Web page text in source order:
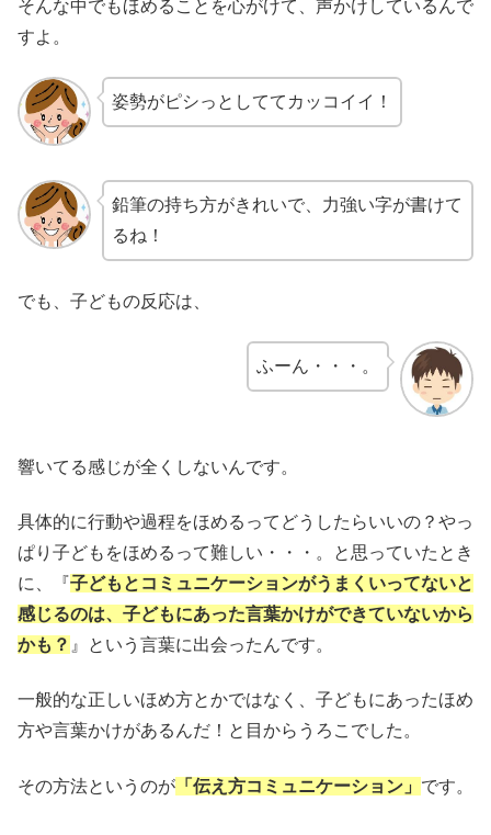
そんな中でもほめることを心がけて、声かけしているんで
すよ。
姿勢がピシっとしててカッコイイ！
鉛筆の持ち方がきれいで、力強い字が書けて
るね！
でも、子どもの反応は、
ふーん・・・。
響いてる感じが全くしないんです。
具体的に行動や過程をほめるってどうしたらいいの？やっ
ぱり子どもをほめるって難しい・・・。と思っていたとき
に、『子どもとコミュニケーションがうまくいってないと
感じるのは、子どもにあった言葉かけができていないから
かも？ 』という言葉に出会ったんです。
一般的な正しいほめ方とかではなく、子どもにあったほめ
方や言葉かけがあるんだ！と目からうろこでした。
その方法というのが 「伝え方コミュニケーション」 です。